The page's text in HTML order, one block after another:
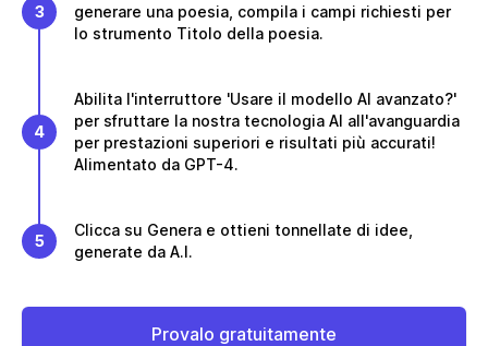
3
generare una poesia, compila i campi richiesti per
lo strumento Titolo della poesia.
4
Abilita l'interruttore 'Usare il modello AI avanzato?'
per sfruttare la nostra tecnologia AI all'avanguardia
per prestazioni superiori e risultati più accurati!
Alimentato da GPT-4.
5
Clicca su Genera e ottieni tonnellate di idee,
generate da A.I.
Provalo gratuitamente